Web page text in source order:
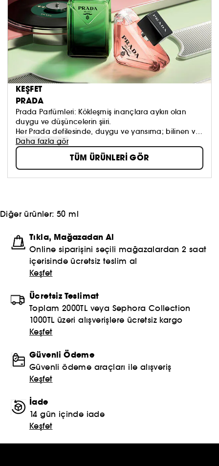
KEŞFET
PRADA
Prada Parfümleri: Kökleşmiş inançlara aykırı olan
duygu ve düşüncelerin şiiri.
Her Prada defilesinde, duygu ve yansıma; bilinen ve
bilinmeyen; uyum ve olağandışılık arasındaki
uyuşmazlığı yansıtan etkinlikler yer alır. Her Prada
parfümü, çağdaş lüksün koku algısını oluşturmak için
aynı yöntemi; karşılaştıran, birleştiren, dönüştüren bir
simya yöntemini uygular.
Daha fazla gör
TÜM ÜRÜNLERİ GÖR
Diğer ürünler:50 ml
Tıkla, Mağazadan Al
Online siparişini seçili mağazalardan 2 saat
içerisinde ücretsiz teslim al
Keşfet
Ücretsiz Teslimat
Toplam 2000TL veya Sephora Collection
1000TL üzeri alışverişlere ücretsiz kargo
Keşfet
Güvenli Ödeme
Güvenli ödeme araçları ile alışveriş
Keşfet
İade
14 gün içinde iade
Keşfet